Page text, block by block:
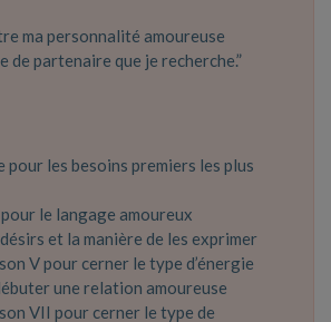
ma personnalité amoureuse
de partenaire que je recherche.”
pour les besoins premiers les plus
le langage amoureux
et la manière de les exprimer
V pour cerner le type d’énergie
une relation amoureuse
VII pour cerner le type de